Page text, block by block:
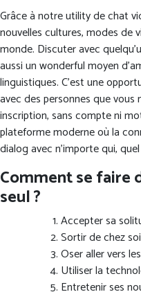
Grâce à notre utility de chat
nouvelles cultures, modes de
monde. Discuter avec
aussi un wonderful moyen
linguistiques. C’est une
avec des personnes que vous
inscription, sans compte ni
plateforme moderne où la
dialog avec n’importe qui,
Comment se faire
seul ?
Accepter sa
Sortir de chez
Oser aller vers
Utiliser la
Entretenir ses